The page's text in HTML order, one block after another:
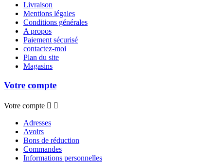
Livraison
Mentions légales
Conditions générales
A propos
Paiement sécurisé
contactez-moi
Plan du site
Magasins
Votre compte
Votre compte  
Adresses
Avoirs
Bons de réduction
Commandes
Informations personnelles